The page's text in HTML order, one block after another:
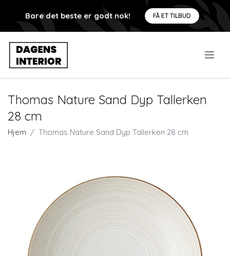
Bare det beste er godt nok! FÅ ET TILBUD
Thomas Nature Sand Dyp Tallerken
28 cm
Hjem Thomas Nature Sand Dyp Tallerken 28 cm